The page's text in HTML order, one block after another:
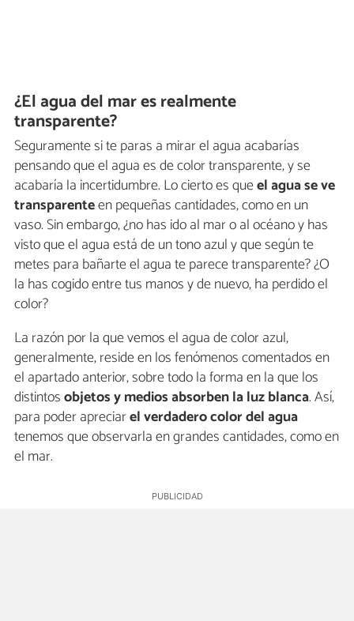
¿El agua del mar es realmente
transparente?
Seguramente si te paras a mirar el agua acabarías
pensando que el agua es de color transparente, y se
acabaría la incertidumbre. Lo cierto es queel agua se ve
transparenteen pequeñas cantidades, como en un
vaso. Sin embargo, ¿no has ido al mar o al océano y has
visto que el agua está de un tono azul y que según te
metes para bañarte el agua te parece transparente? ¿O
la has cogido entre tus manos y de nuevo, ha perdido el
color?
La razón por la que vemos el agua de color azul,
generalmente, reside en los fenómenos comentados en
el apartado anterior, sobre todo la forma en la que los
distintosobjetos y medios absorben la luz blanca. Así,
para poder apreciarel verdadero color del agua
tenemos que observarla en grandes cantidades, como en
el mar.